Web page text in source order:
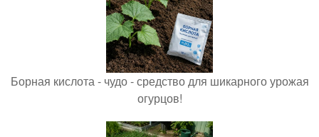
Борная кислота - чудо - средство для шикарного урожая
огурцов!